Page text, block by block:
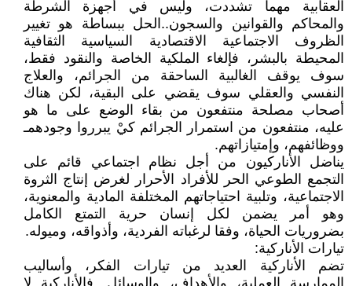
العقابية مهما تشددت، وليس في أجهزة الشرطة
والمحاكم والقوانين والسجون..الحل ببساطة هو تغيير
الظروف الاجتماعية الاقتصادية السياسية الثقافية
المحيطة بالبشر، فإلغاء الملكية الخاصة والنقود فقط،
سوف يوقف الغالبية الساحقة من الجرائم، والعلاج
النفسي والعقلي سوف يقضي على البقية، لكن هناك
أصحاب مصلحة منتفعون من بقاء الوضع على ما هو
عليه، منتفعون من استمرار الجرائم كيْ يبرروا وجودهمـ
ووظائفهم، وإمتيازاتهم.
يناضل الأناركيون من أجل نظام اجتماعي قائم على
التجمع الطوعي الحر للأفراد الأحرار لغرض إنتاج الثروة
الاجتماعية، وتلبية احتياجاتهم المختلفة المادية والمعنوية،
وهو أمر يضمن لكل إنسان حرية التمتع الكامل
بضروريات الحياة، وفقا لرغباته الفردية، وأذواقه، وميوله.
تيارات الأناركية:
تضم الأناركية العديد من تيارات الفكر، وأساليب